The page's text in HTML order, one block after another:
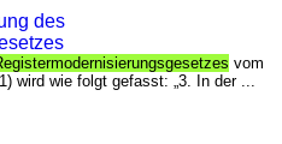
des
vom
wird wie folgt gefasst: „3. In der ...